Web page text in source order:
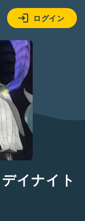
ログイン
イナイト